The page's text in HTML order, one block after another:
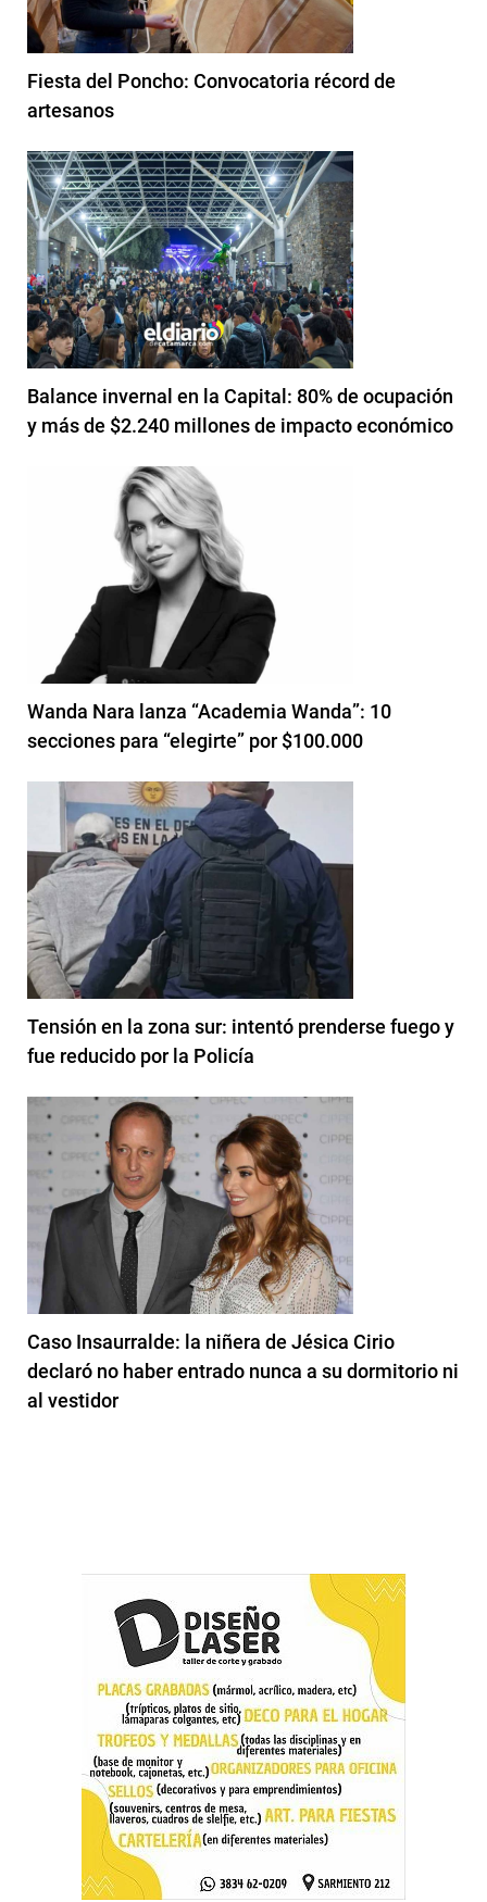
Fiesta del Poncho: Convocatoria récord de
artesanos
Balance invernal en la Capital: 80% de ocupación
y más de $2.240 millones de impacto económico
Wanda Nara lanza “Academia Wanda”: 10
secciones para “elegirte” por $100.000
Tensión en la zona sur: intentó prenderse fuego y
fue reducido por la Policía
Caso Insaurralde: la niñera de Jésica Cirio
declaró no haber entrado nunca a su dormitorio ni
al vestidor